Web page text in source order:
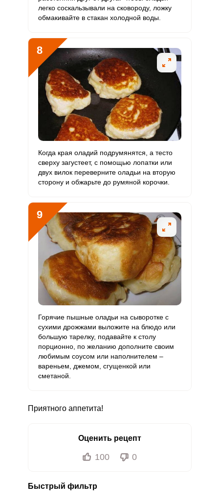
легко соскальзывали на сковороду, ложку
обмакивайте в стакан холодной воды.
8
Когда края оладий подрумянятся, а тесто
сверху загустеет, с помощью лопатки или
двух вилок переверните оладьи на вторую
сторону и обжарьте до румяной корочки.
9
Горячие пышные оладьи на сыворотке с
сухими дрожжами выложите на блюдо или
большую тарелку, подавайте к столу
порционно, по желанию дополните своим
любимым соусом или наполнителем –
вареньем, джемом, сгущенкой или
сметаной.
Приятного аппетита!
Оценить рецепт
100 0
Быстрый фильтр